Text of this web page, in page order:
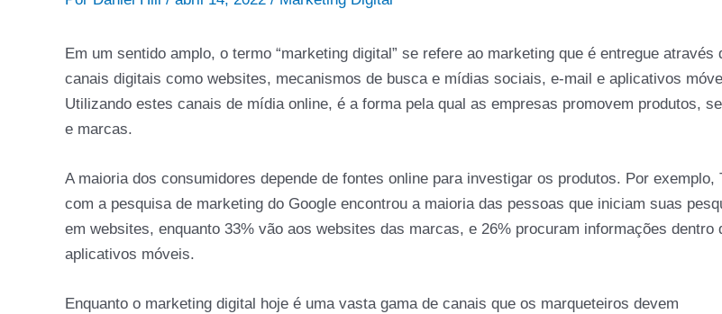
Em um sentido amplo, o termo “marketing digital” se refere ao marketing que é entregue através
canais digitais como websites, mecanismos de busca e mídias sociais, e-mail e aplicativos
Utilizando estes canais de mídia online, é a forma pela qual as empresas promovem produtos,
e marcas.
A maioria dos consumidores depende de fontes online para investigar os produtos. Por exemplo,
com a pesquisa de marketing do Google encontrou a maioria das pessoas que iniciam suas
em websites, enquanto 33% vão aos websites das marcas, e 26% procuram informações dentro
aplicativos móveis.
Enquanto o marketing digital hoje é uma vasta gama de canais que os marqueteiros devem